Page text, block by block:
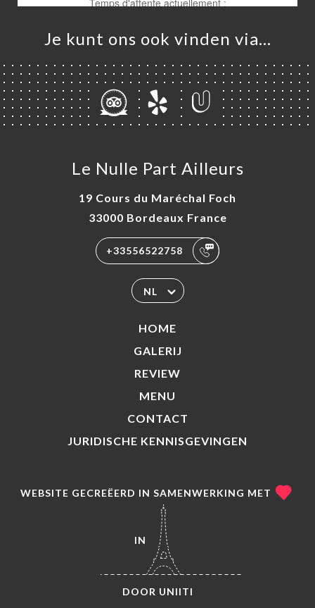
Je kunt ons ook vinden via…
Le Nulle Part Ailleurs
19 Cours du Maréchal Foch
33000 Bordeaux France
+33556522758
NL
HOME
GALERIJ
REVIEW
MENU
CONTACT
JURIDISCHE KENNISGEVINGEN
WEBSITE GECREËERD IN SAMENWERKING MET
IN
DOOR UNIITI